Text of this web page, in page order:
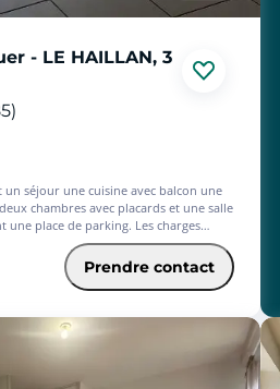
- LE HAILLAN, 3
séjour une cuisine avec balcon une
chambres avec placards et une salle
une place de parking. Les charges
immédiatement.
Prendre contact